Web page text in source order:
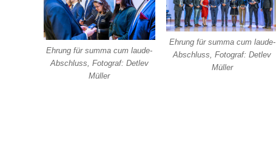
Ehrung für summa cum laude-
Abschluss, Fotograf: Detlev
Müller
Ehrung für summa cum laude-
Abschluss, Fotograf: Detlev
Müller